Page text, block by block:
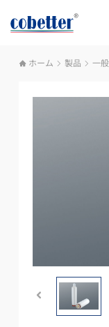
ホーム
採用情報
ホーム 製品 一